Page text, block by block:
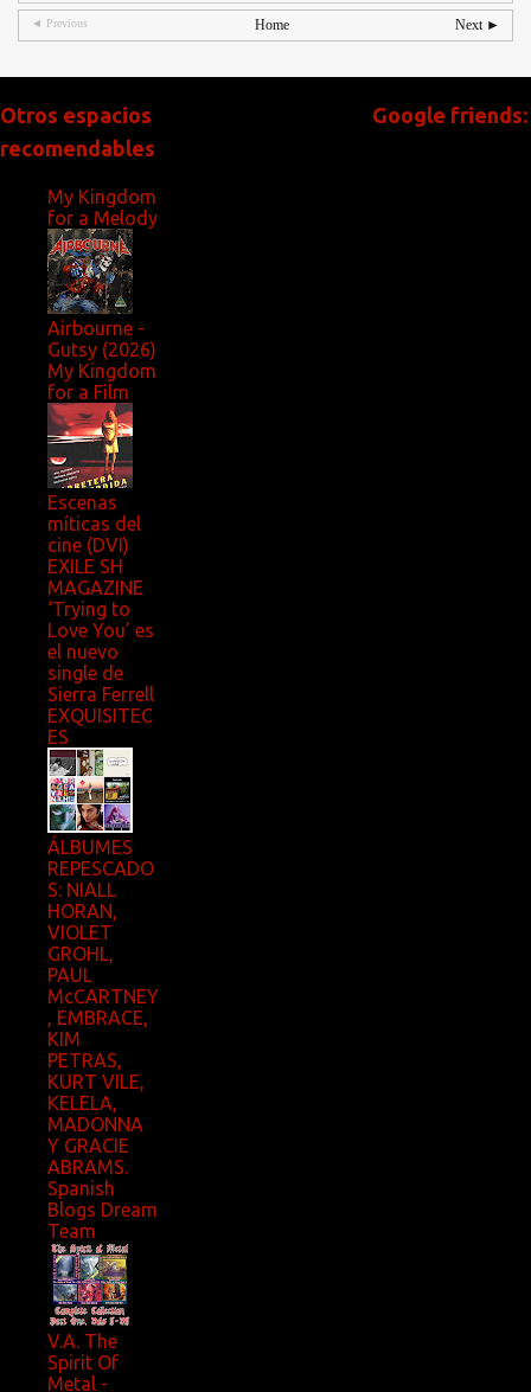
◄ Previous Next ►
Home
Otros espacios
recomendables
My Kingdom
for a Melody
Airbourne -
Gutsy (2026)
My Kingdom
for a Film
Escenas
míticas del
cine (DVI)
EXILE SH
MAGAZINE
‘Trying to
Love You’ es
el nuevo
single de
Sierra Ferrell
EXQUISITEC
ES
ÁLBUMES
REPESCADO
S: NIALL
HORAN,
VIOLET
GROHL,
PAUL
McCARTNEY
, EMBRACE,
KIM
PETRAS,
KURT VILE,
KELELA,
MADONNA
Y GRACIE
ABRAMS.
Spanish
Blogs Dream
Team
V.A. The
Spirit Of
Metal -
Google friends: